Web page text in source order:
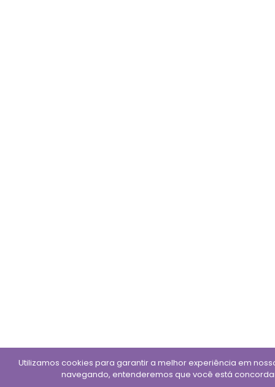
Utilizamos cookies para garantir a melhor experiência em
navegando, entenderemos que você está